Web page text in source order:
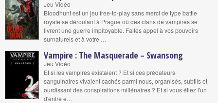
Jeu Vidéo
Bloodhunt est un jeu free-to-play sans merci de type battle
royale se déroulant à Prague où des clans de vampires se
livrent une guerre impitoyable. Faites appel à vos pouvoirs
surnaturels et à votre …
Vampire : The Masquerade – Swansong
Jeu Vidéo
Et si les vampires existaient ? Et si ces prédateurs
sanguinaires vivaient cachés parmi nous, organisés, subtils et
ourdissant des conspirations millénaires ? Et si vous étiez l'un
d'entre e…